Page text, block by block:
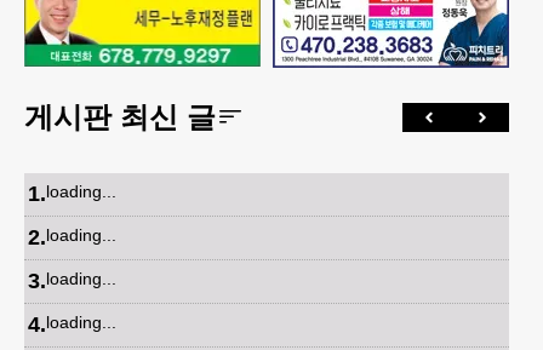
게시판 최신 글
1.loading...
2.loading...
3.loading...
4.loading...